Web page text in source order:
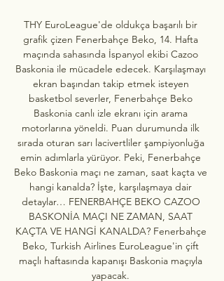
THY EuroLeague'de oldukça başarılı bir
grafik çizen Fenerbahçe Beko, 14. Hafta
maçında sahasında İspanyol ekibi Cazoo
Baskonia ile mücadele edecek. Karşılaşmayı
ekran başından takip etmek isteyen
basketbol severler, Fenerbahçe Beko
Baskonia canlı izle ekranı için arama
motorlarına yöneldi. Puan durumunda ilk
sırada oturan sarı lacivertliler şampiyonluğa
emin adımlarla yürüyor. Peki, Fenerbahçe
Beko Baskonia maçı ne zaman, saat kaçta ve
hangi kanalda? İşte, karşılaşmaya dair
detaylar… FENERBAHÇE BEKO CAZOO
BASKONİA MAÇI NE ZAMAN, SAAT
KAÇTA VE HANGİ KANALDA? Fenerbahçe
Beko, Turkish Airlines EuroLeague'in çift
maçlı haftasında kapanışı Baskonia maçıyla
yapacak.